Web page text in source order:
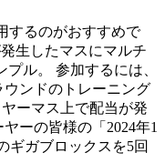
するのがおすすめで
生したマスにマルチ
ル。 参加するには、
ンドのトレーニング
ーマス上で配当が発
ーの皆様の「2024年1
ギガブロックスを5回